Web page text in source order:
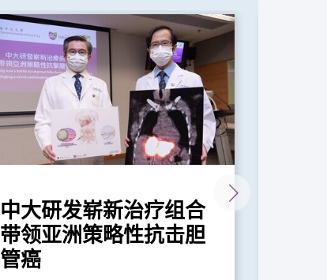
中大研发崭新治疗组合
带领亚洲策略性抗击胆
管癌